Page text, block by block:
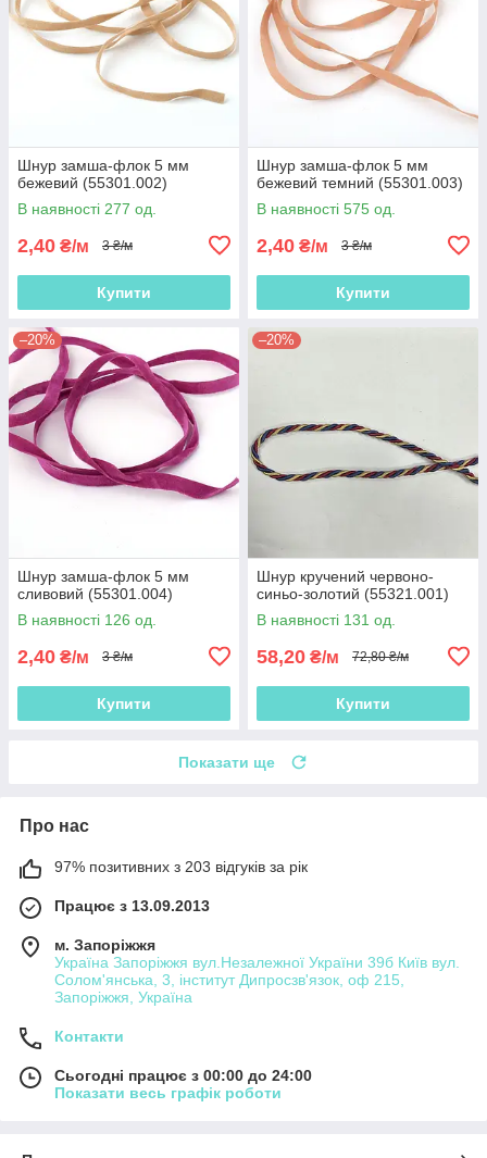
Шнур замша-флок 5 мм
бежевий (55301.002)
В наявності 277 од.
2,40 ₴/м 3 ₴/м
Купити
Шнур замша-флок 5 мм
бежевий темний (55301.003)
В наявності 575 од.
2,40 ₴/м 3 ₴/м
Купити
–20%
Шнур замша-флок 5 мм
сливовий (55301.004)
В наявності 126 од.
2,40 ₴/м 3 ₴/м
Купити
–20%
Шнур кручений червоно-
синьо-золотий (55321.001)
В наявності 131 од.
58,20 ₴/м 72,80 ₴/м
Купити
Показати ще
Про нас
97% позитивних з 203 відгуків за рік
Працює з 13.09.2013
м. Запоріжжя
Україна Запоріжжя вул.Незалежної України 39б Київ вул.
Солом'янська, 3, інститут Дипросзв'язок, оф 215,
Запоріжжя, Україна
Контакти
Сьогодні працює з 00:00 до 24:00
Показати весь графік роботи